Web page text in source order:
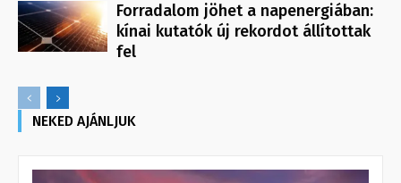
Forradalom jöhet a napenergiában:
kínai kutatók új rekordot állítottak
fel
NEKED AJÁNLJUK